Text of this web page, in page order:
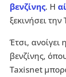
βενζίνης. Η
ξεκινήσει
Έτσι,
βενζίνης,
Taxisnet